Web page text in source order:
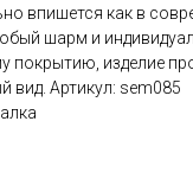
впишется как в
шарм и
покрытию, изделие
вид. Артикул: sem085